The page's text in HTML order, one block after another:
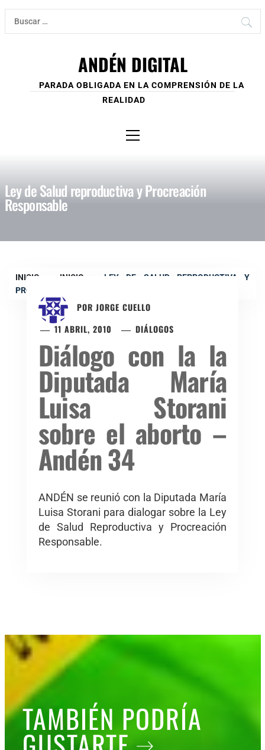
Ir
contenido
Buscar:
ANDÉN DIGITAL
PARADA OBLIGADA EN LA COMPRENSIÓN DE LA
REALIDAD
principal
Ley de Salud reproductiva y Procreación
Responsable
INICIO INICIO
LEY DE SALUD REPRODUCTIVA Y
PROCREACIÓN RESPONSABLE
POR JORGE CUELLO
11 ABRIL, 2010
DIÁLOGOS
Diálogo con la la
Diputada María
Luisa Storani
sobre el aborto –
Andén 34
ANDÉN se reunió con la Diputada María
Luisa Storani para dialogar sobre la Ley
de Salud Reproductiva y Procreación
Responsable.
TAMBIÉN PODRÍA